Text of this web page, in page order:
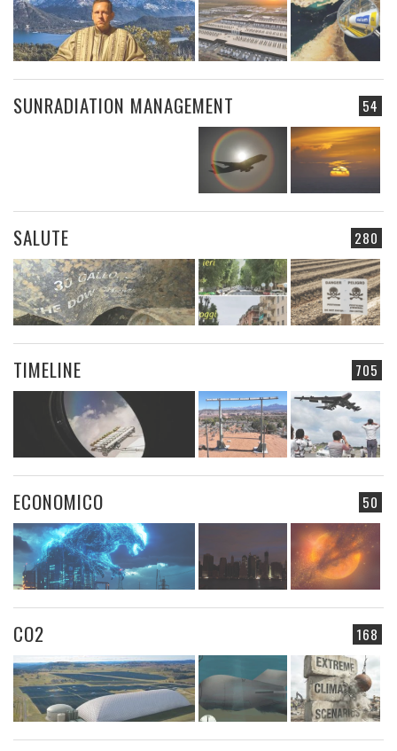
54
SUNRADIATION MANAGEMENT
280
SALUTE
705
TIMELINE
50
ECONOMICO
168
CO2